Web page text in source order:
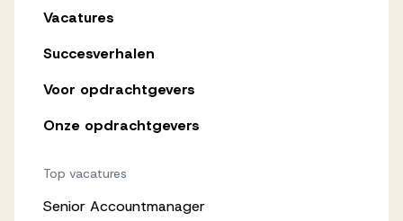
Vacatures
Succesverhalen
Voor opdrachtgevers
Onze opdrachtgevers
Top vacatures
Senior Accountmanager